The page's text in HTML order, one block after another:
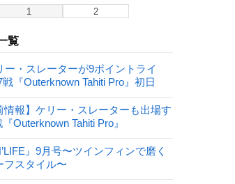
1 2
覧
ー・スレーターが9ポイントライ
戦『Outerknown Tahiti Pro』初日
情報】ケリー・スレーターも出場す
Outerknown Tahiti Pro』
』9月号〜ツインフィンで磨く
フスタイル〜